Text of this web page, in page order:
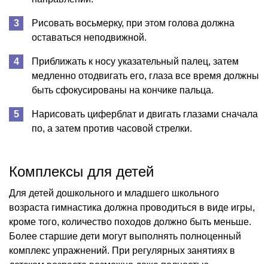
Рисовать восьмерку, при этом голова должна
оставаться неподвижной.
Приближать к носу указательный палец, затем
медленно отодвигать его, глаза все время должны
быть сфокусированы на кончике пальца.
Нарисовать циферблат и двигать глазами сначала
по, а затем против часовой стрелки.
Комплексы для детей
Для детей дошкольного и младшего школьного
возраста гимнастика должна проводиться в виде игры,
кроме того, количество походов должно быть меньше.
Более старшие дети могут выполнять полноценный
комплекс упражнений. При регулярных занятиях в